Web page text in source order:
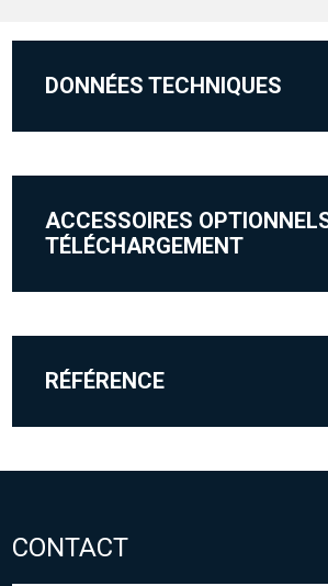
DONNÉES TECHNIQUES
ACCESSOIRES
TÉLÉCHARGEMENT
RÉFÉRENCE
CONTACT